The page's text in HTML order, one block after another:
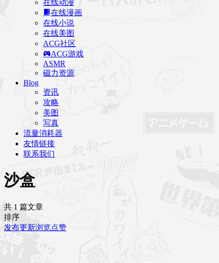
在线动漫
在线漫画
在线小说
在线美图
ACG社区
ACG游戏
ASMR
磁力资源
Blog
资讯
攻略
美图
写真
流量消耗器
友情链接
联系我们
沙盒
共 1 篇文章
排序
发布更新浏览点赞